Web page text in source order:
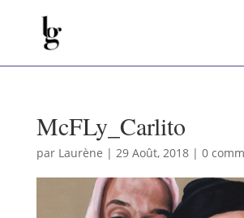
McFLy_Carlito
par Laurène | 29 Août, 2018| 0